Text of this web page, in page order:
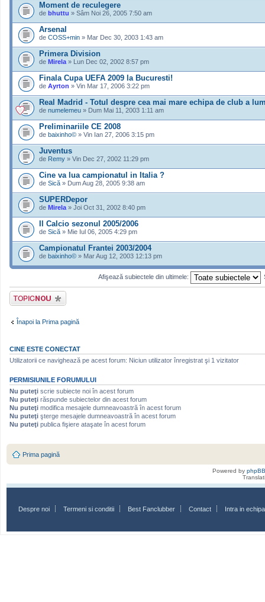
Moment de reculegere
de bhuttu » Sâm Noi 26, 2005 7:50 am
Arsenal
de COSS+min » Mar Dec 30, 2003 1:43 am
Primera Division
de Mirela » Lun Dec 02, 2002 8:57 pm
Finala Cupa UEFA 2009 la Bucuresti!
de Ayrton » Vin Mar 17, 2006 3:22 pm
Real Madrid - Totul despre cea mai mare echipa de club a
de numelemeu » Dum Mai 11, 2003 1:11 am
Preliminariile CE 2008
de baixinho© » Vin Ian 27, 2006 3:15 pm
Juventus
de Remy » Vin Dec 27, 2002 11:29 pm
Cine va lua campionatul in Italia ?
de Sică » Dum Aug 28, 2005 9:38 am
SUPERDepor
de Mirela » Joi Oct 31, 2002 8:40 pm
Il Calcio sezonul 2005/2006
de Sică » Mie Iul 06, 2005 4:29 pm
Campionatul Frantei 2003/2004
de baixinho© » Mar Aug 12, 2003 12:13 pm
Afişează subiectele din ultimele:
Scrie un subiect
nou
Înapoi la Prima pagină
CINE ESTE CONECTAT
Utilizatorii ce navighează pe acest forum: Niciun utilizator înregistrat şi 1 vizitator
PERMISIUNILE FORUMULUI
Nu puteţi scrie subiecte noi în acest forum
Nu puteţi răspunde subiectelor din acest forum
Nu puteţi modifica mesajele dumneavoastră în acest forum
Nu puteţi şterge mesajele dumneavoastră în acest forum
Nu puteţi publica fişiere ataşate în acest forum
Prima pagină
Powered by phpBB
Despre noi Termeni si conditii Best Fanclubber Contact Intra in